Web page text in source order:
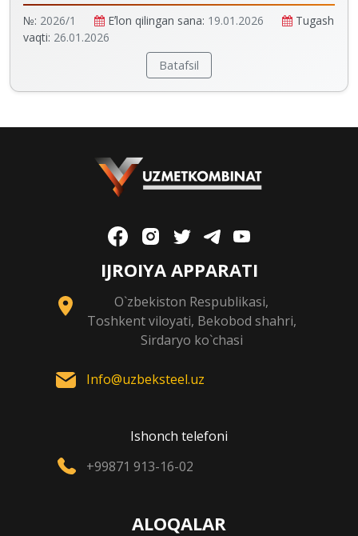
№: 2026/1 Eʼlon qilingan sana: 19.01.2026
Tugash
vaqti: 26.01.2026
Batafsil
IJROIYA APPARATI
O`zbekiston Respublikasi,
Toshkent viloyati, Bekobod shahri,
Sirdaryo ko`chasi
Info@uzbeksteel.uz
Ishonch telefoni
+99871 913-16-02
ALOQALAR